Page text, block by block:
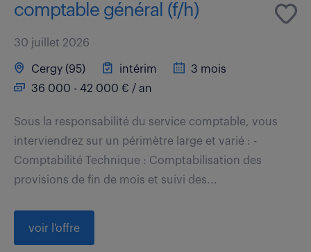
comptable général (f/h)
30 juillet 2026
Cergy (95) intérim
3 mois
36 000 - 42 000 € / an
Sous la responsabilité du service comptable, vous
interviendrez sur un périmètre large et varié : -
Comptabilité Technique : Comptabilisation des
provisions de fin de mois et suivi des...
voir l'offre